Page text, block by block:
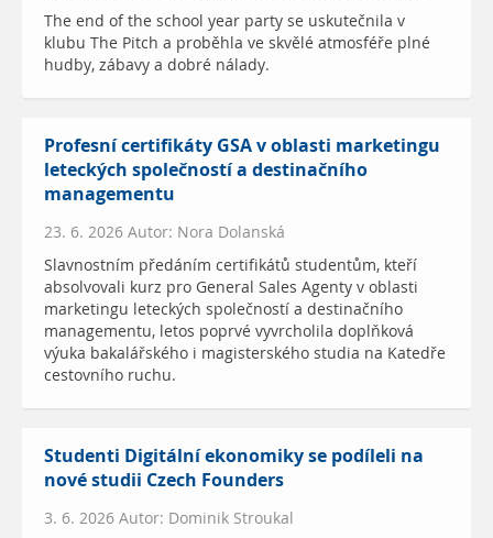
The end of the school year party se uskutečnila v
klubu The Pitch a proběhla ve skvělé atmosféře plné
hudby, zábavy a dobré nálady.
Profesní certifikáty GSA v oblasti marketingu
leteckých společností a destinačního
managementu
23. 6. 2026 Autor: Nora Dolanská
Slavnostním předáním certifikátů studentům, kteří
absolvovali kurz pro General Sales Agenty v oblasti
marketingu leteckých společností a destinačního
managementu, letos poprvé vyvrcholila doplňková
výuka bakalářského i magisterského studia na Katedře
cestovního ruchu.
Studenti Digitální ekonomiky se podíleli na
nové studii Czech Founders
3. 6. 2026 Autor: Dominik Stroukal